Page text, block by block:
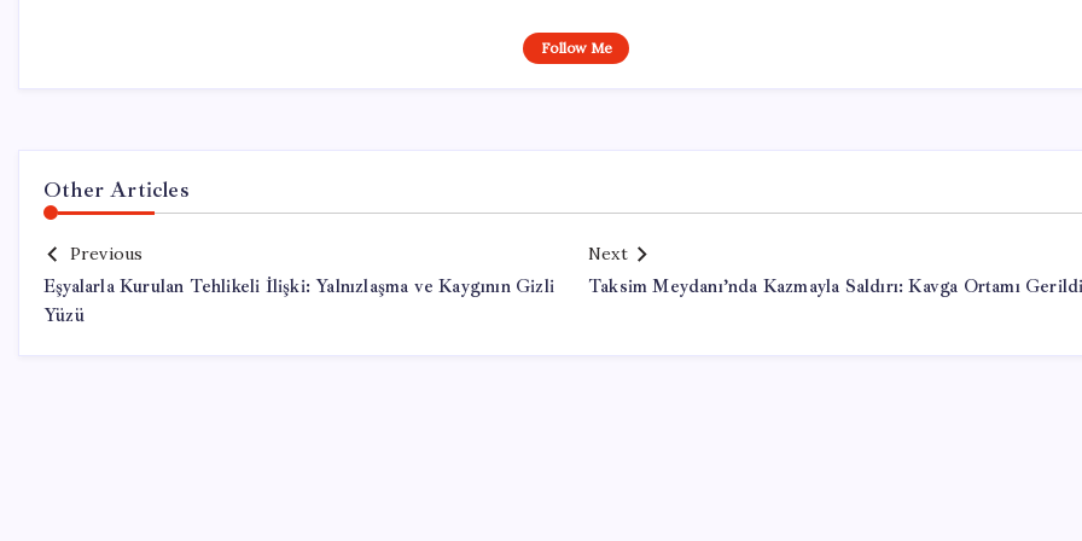
Follow Me
Other Articles
Previous
Eşyalarla Kurulan Tehlikeli İlişki: Yalnızlaşma ve Kaygının Gizli
Yüzü
Next
Taksim Meydanı’nda Kazmayla Saldırı: Kavga Ortamı